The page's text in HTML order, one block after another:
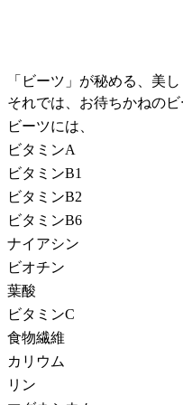
「ビーツ」が秘める、美
それでは、お待ちかねの
ビーツには、
ビタミンA
ビタミンB1
ビタミンB2
ビタミンB6
ナイアシン
ビオチン
葉酸
ビタミンC
食物繊維
カリウム
リン